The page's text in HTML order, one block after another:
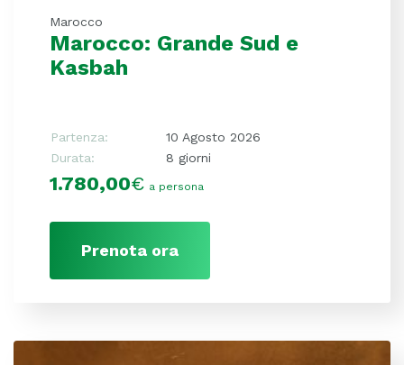
Marocco
Marocco: Grande Sud e
Kasbah
Partenza:
10 Agosto 2026
Durata:
8 giorni
1.780,00€ a persona
Prenota ora